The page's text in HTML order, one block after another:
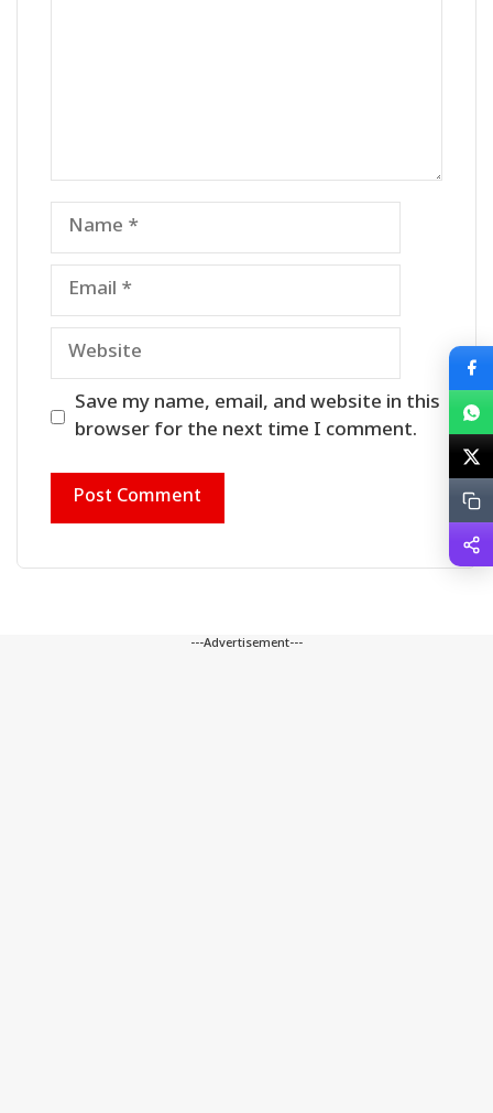
Name
Email
Website
Save my name, email, and website in this
browser for the next time I comment.
---Advertisement---